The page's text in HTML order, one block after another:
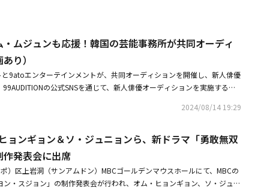
ムジュンも応援！韓国の芸能事務所が共同オーディ
り）
9atoエンターテインメントが、共同オーディションを開催し、新人俳優
の公式SNSを通じて、新人俳優オーディションを実施するこ
することができる。オーディションは、正面を向いた写真と自身を紹介す
オーディションで最終合格した選抜者には、一定期間、個人の特性に合っ
る機会が与えられ、その後の結果によって専属契約締結を通じた全面的な
935エンターテインメント所属のパク・ジュヒョン、クォン・ファウン
ト所属の元MOMOLANDのヨンウ、キム・ムジュン、ユン・ソアは「俳
緒に歩んでほしい。多芸多才で、役者を目指している多くの方々に参加
2024/08/14 19:29
ョンギョン＆ソ・ジュニョンら、新ドラマ「勇敢無双
作発表会に出席
）区上岩洞（サンアムドン）MBCゴールデンマウスホールにて、MBCの
・スジョン」の制作発表会が行われ、オム・ヒョンギョン、ソ・ジュニ